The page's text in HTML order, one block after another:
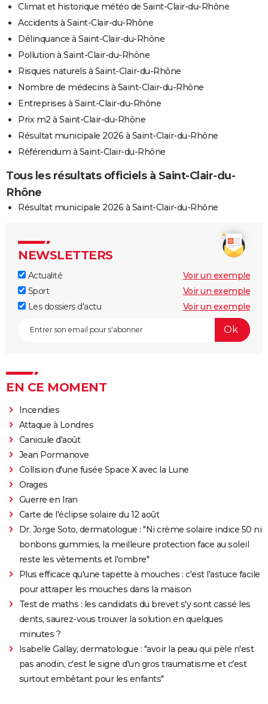
Climat et historique météo de Saint-Clair-du-Rhône
Accidents à Saint-Clair-du-Rhône
Délinquance à Saint-Clair-du-Rhône
Pollution à Saint-Clair-du-Rhône
Risques naturels à Saint-Clair-du-Rhône
Nombre de médecins à Saint-Clair-du-Rhône
Entreprises à Saint-Clair-du-Rhône
Prix m2 à Saint-Clair-du-Rhône
Résultat municipale 2026 à Saint-Clair-du-Rhône
Référendum à Saint-Clair-du-Rhône
Tous les résultats officiels à Saint-Clair-du-
Rhône
Résultat municipale 2026 à Saint-Clair-du-Rhône
NEWSLETTERS
Actualité
Voir un exemple
Sport
Voir un exemple
Les dossiers d'actu
Voir un exemple
EN CE MOMENT
Incendies
Attaque à Londres
Canicule d'août
Jean Pormanove
Collision d'une fusée Space X avec la Lune
Orages
Guerre en Iran
Carte de l'éclipse solaire du 12 août
Dr. Jorge Soto, dermatologue : "Ni crème solaire indice 50 ni
bonbons gummies, la meilleure protection face au soleil
reste les vêtements et l'ombre"
Plus efficace qu'une tapette à mouches : c'est l'astuce facile
pour attraper les mouches dans la maison
Test de maths : les candidats du brevet s'y sont cassé les
dents, saurez-vous trouver la solution en quelques
minutes ?
Isabelle Gallay, dermatologue : "avoir la peau qui pèle n'est
pas anodin, c'est le signe d'un gros traumatisme et c'est
surtout embêtant pour les enfants"